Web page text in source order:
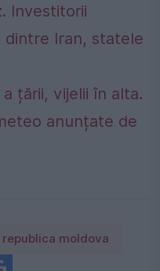
Investitorii
dintre Iran, statele
țării, vijelii în alta.
anunțate de
republica moldova